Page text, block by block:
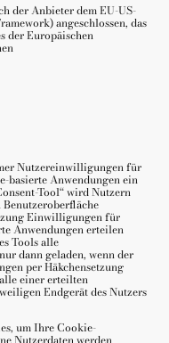
der Anbieter dem EU-US-
angeschlossen, das
der Europäischen
Nutzereinwilligungen für
Anwendungen ein
Tool“ wird Nutzern
Einwilligungen für
Anwendungen erteilen
Tools alle
dann geladen, wenn der
per Häkchensetzung
einer erteilten
Endgerät des Nutzers
um Ihre Cookie-